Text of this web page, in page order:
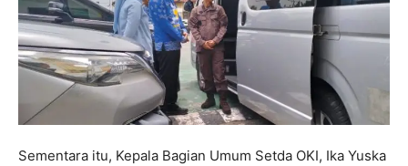
Sementara itu, Kepala Bagian Umum Setda OKI, Ika Yuska